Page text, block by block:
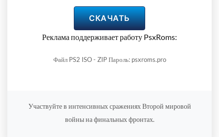
СКАЧАТЬ
Реклама поддерживает работу PsxRoms:
Файл PS2 ISO - ZIP Пароль: psxroms.pro
Участвуйте в интенсивных сражениях Второй мировой
войны на финальных фронтах.